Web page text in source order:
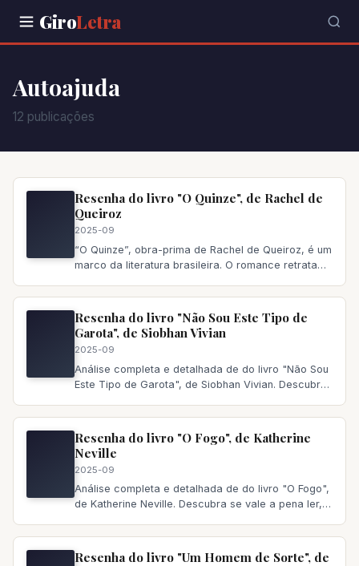
GiroLetra
Autoajuda
12 publicações
Resenha do livro "O Quinze", de Rachel de
Queiroz
2025-09
“O Quinze”, obra-prima de Rachel de Queiroz, é um
marco da literatura brasileira. O romance retrata
Resenha do livro "Não Sou Este Tipo de
Garota", de Siobhan Vivian
2025-09
Análise completa e detalhada de do livro "Não Sou
Este Tipo de Garota", de Siobhan Vivian. Descubra
Resenha do livro "O Fogo", de Katherine
Neville
2025-09
Análise completa e detalhada de do livro "O Fogo",
de Katherine Neville. Descubra se vale a pena ler,
Resenha do livro "Um Homem de Sorte", de